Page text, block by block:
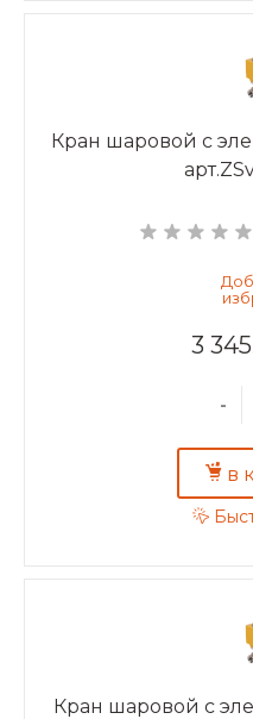
Кран шаровой с
3
-
в
Кран шаровой с